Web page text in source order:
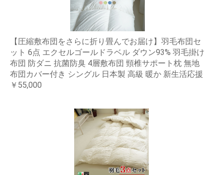
【圧縮敷布団をさらに折り畳んでお届け】羽毛布団セ
ット 6点 エクセルゴールドラベル ダウン93% 羽毛掛け
布団 防ダニ 抗菌防臭 4層敷布団 頸椎サポート枕 無地
布団カバー付き シングル 日本製 高級 暖か 新生活応援
￥55,000